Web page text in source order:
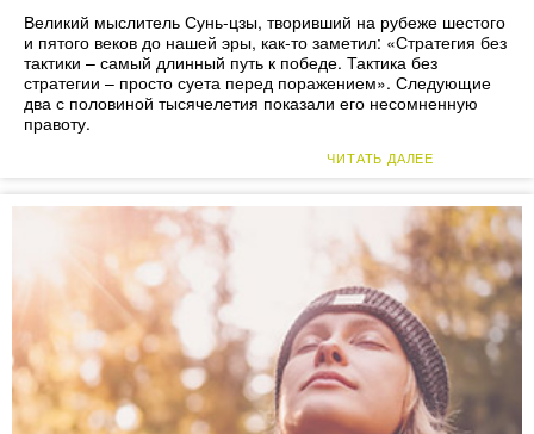
Великий мыслитель Сунь-цзы, творивший на рубеже шестого
и пятого веков до нашей эры, как-то заметил: «Стратегия без
тактики – самый длинный путь к победе. Тактика без
стратегии – просто суета перед поражением». Следующие
два с половиной тысячелетия показали его несомненную
правоту.
ЧИТАТЬ ДАЛЕЕ